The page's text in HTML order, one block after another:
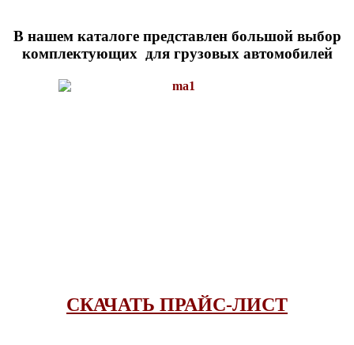
В нашем каталоге представлен большой выбор
комплектующих для грузовых автомобилей
CКАЧАТЬ ПРАЙС-ЛИСТ